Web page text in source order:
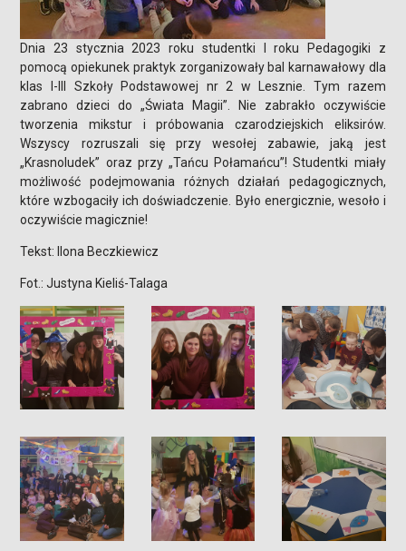
Dnia 23 stycznia 2023 roku studentki I roku Pedagogiki z
pomocą opiekunek praktyk zorganizowały bal karnawałowy dla
klas I-III Szkoły Podstawowej nr 2 w Lesznie. Tym razem
zabrano dzieci do „Świata Magii”. Nie zabrakło oczywiście
tworzenia mikstur i próbowania czarodziejskich eliksirów.
Wszyscy rozruszali się przy wesołej zabawie, jaką jest
„Krasnoludek” oraz przy „Tańcu Połamańcu”! Studentki miały
możliwość podejmowania różnych działań pedagogicznych,
które wzbogaciły ich doświadczenie. Było energicznie, wesoło i
oczywiście magicznie!
Tekst: Ilona Beczkiewicz
Fot.: Justyna Kieliś-Talaga